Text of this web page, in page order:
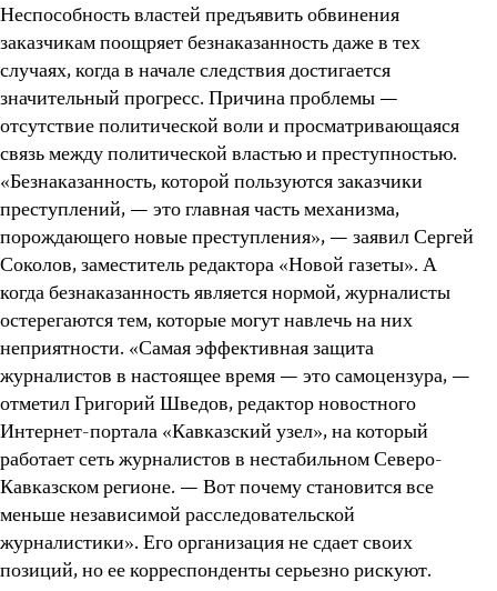
Неспособность властей предъявить обвинения
заказчикам поощряет безнаказанность даже в тех
случаях, когда в начале следствия достигается
значительный прогресс. Причина проблемы —
отсутствие политической воли и просматривающаяся
связь между политической властью и преступностью.
«Безнаказанность, которой пользуются заказчики
преступлений, — это главная часть механизма,
порождающего новые преступления», — заявил Сергей
Соколов, заместитель редактора «Новой газеты». А
когда безнаказанность является нормой, журналисты
остерегаются тем, которые могут навлечь на них
неприятности. «Самая эффективная защита
журналистов в настоящее время — это самоцензура, —
отметил Григорий Шведов, редактор новостного
Интернет-портала «Кавказский узел», на который
работает сеть журналистов в нестабильном Северо-
Кавказском регионе. — Вот почему становится все
меньше независимой расследовательской
журналистики». Его организация не сдает своих
позиций, но ее корреспонденты серьезно рискуют.